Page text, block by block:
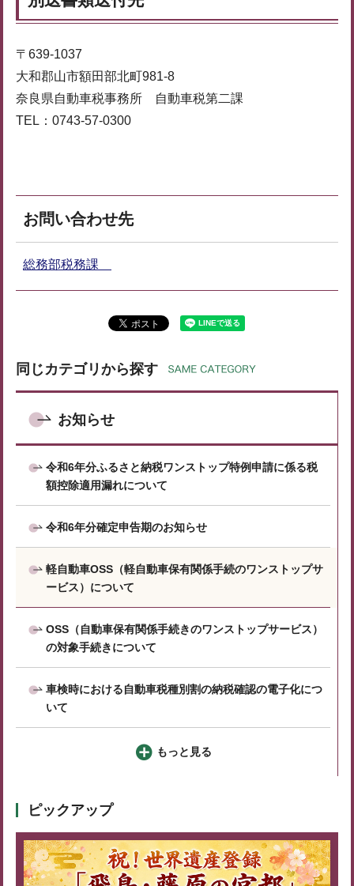
〒639-1037
大和郡山市額田部北町981-8
奈良県自動車税事務所 自動車税第二課
TEL：0743-57-0300
お問い合わせ先
総務部税務課
同じカテゴリから探す
お知らせ
令和6年分ふるさと納税ワンストップ特例申請に係る税
額控除適用漏れについて
令和6年分確定申告期のお知らせ
軽自動車OSS（軽自動車保有関係手続のワンストップサ
ービス）について
OSS（自動車保有関係手続きのワンストップサービス）
の対象手続きについて
車検時における自動車税種別割の納税確認の電子化につ
いて
もっと見る
ピックアップ